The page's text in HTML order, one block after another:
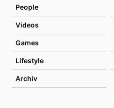
People
Videos
Games
Lifestyle
Archiv